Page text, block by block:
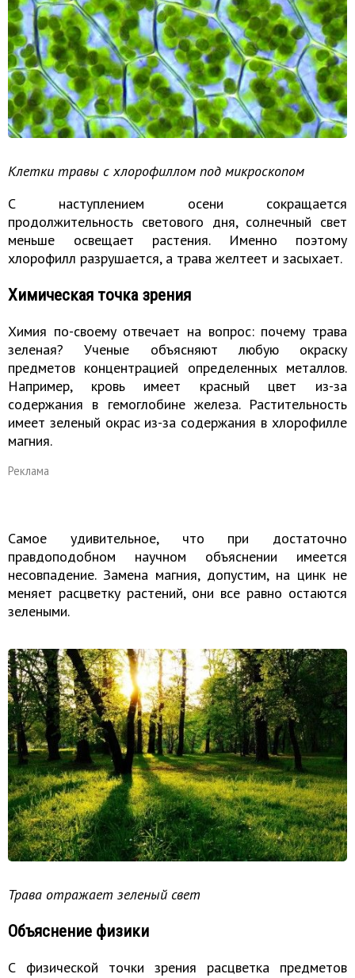
Клетки травы с хлорофиллом под микроскопом
С наступлением осени сокращается
продолжительность светового дня, солнечный свет
меньше освещает растения. Именно поэтому
хлорофилл разрушается, а трава желтеет и засыхает.
Химическая точка зрения
Химия по-своему отвечает на вопрос: почему трава
зеленая? Ученые объясняют любую окраску
предметов концентрацией определенных металлов.
Например, кровь имеет красный цвет из-за
содержания в гемоглобине железа. Растительность
имеет зеленый окрас из-за содержания в хлорофилле
магния.
Реклама
Самое удивительное, что при достаточно
правдоподобном научном объяснении имеется
несовпадение. Замена магния, допустим, на цинк не
меняет расцветку растений, они все равно остаются
зелеными.
Трава отражает зеленый свет
Объяснение физики
С физической точки зрения расцветка предметов